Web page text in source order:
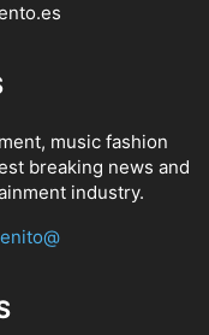
music fashion
breaking news and
industry.